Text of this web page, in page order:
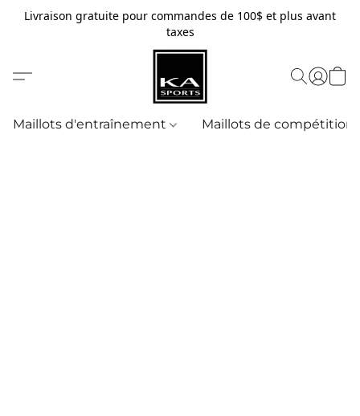
Livraison gratuite pour commandes de 100$ et plus avant
taxes
Maillots d'entraînement Maillots de compétition